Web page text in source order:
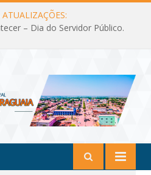
– Dia do Servidor Público.